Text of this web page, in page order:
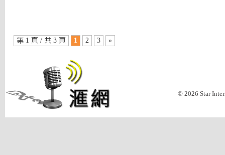
第 1 頁 / 共 3 頁 1 2 3 »
© 2026 Star